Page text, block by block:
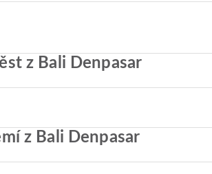
z Bali Denpasar
z Bali Denpasar